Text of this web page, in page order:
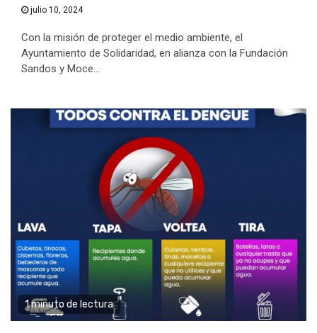
julio 10, 2024
Con la misión de proteger el medio ambiente, el
Ayuntamiento de Solidaridad, en alianza con la Fundación
Sandos y Moce...
1 minuto de lectura